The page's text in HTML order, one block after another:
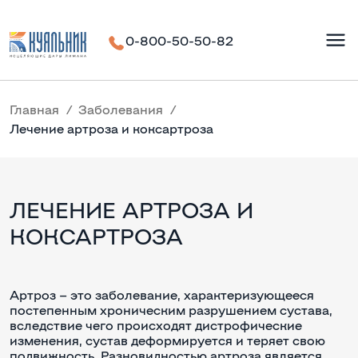
0-800-50-50-82
Главная
Заболевания
Лечение артроза и коксартроза
ЛЕЧЕНИЕ АРТРОЗА И
КОКСАРТРОЗА
Артроз – это заболевание, характеризующееся
постепенным хроническим разрушением сустава,
вследствие чего происходят дистрофические
изменения, сустав деформируется и теряет свою